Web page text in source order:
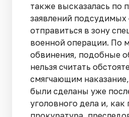
также высказалась по
заявлений
отправиться в зону
военной операции. По
обвинения, подобные
нельзя считать
смягчающим
были сделаны уже
уголовного дела и, как